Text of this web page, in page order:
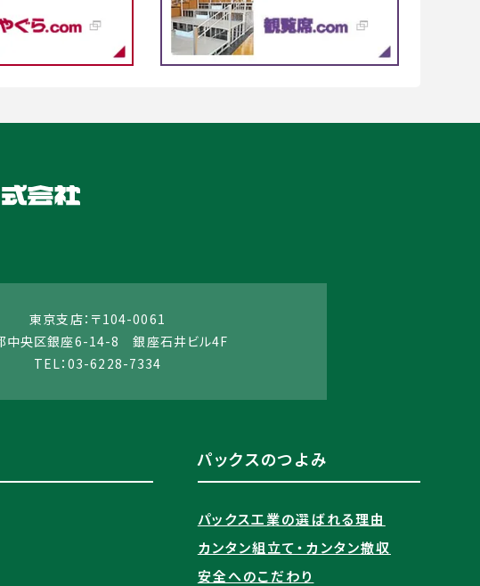
東京支店：〒104-0061
中央区銀座6-14-8 銀座石井ビル4F
TEL：03-6228-7334
パックスのつよみ
パックス工業の選ばれる理由​
カンタン組立て・カンタン撤収
安全へのこだわり